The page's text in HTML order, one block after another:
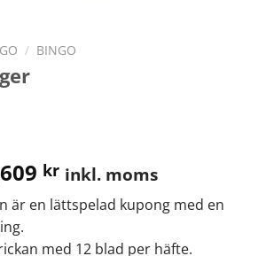
/ BINGO
kr inkl. moms
är en lättspelad kupong med en
med 12 blad per häfte.